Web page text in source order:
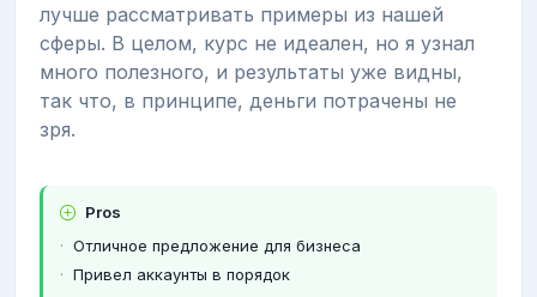
лучше рассматривать примеры из нашей
сферы. В целом, курс не идеален, но я узнал
много полезного, и результаты уже видны,
так что, в принципе, деньги потрачены не
зря.
Pros
Отличное предложение для бизнеса
Привел аккаунты в порядок